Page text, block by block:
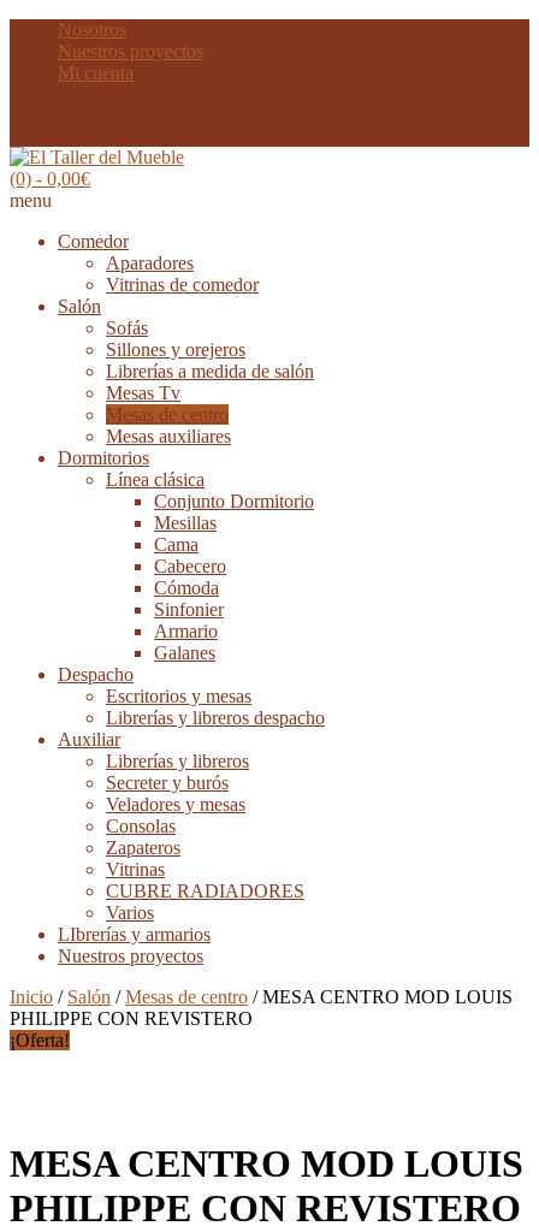
Nosotros
Nuestros proyectos
Mi cuenta
(0) - 0,00€
menu
Comedor
Aparadores
Vitrinas de comedor
Salón
Sofás
Sillones y orejeros
Librerías a medida de salón
Mesas Tv
Mesas de centro
Mesas auxiliares
Dormitorios
Línea clásica
Conjunto Dormitorio
Mesillas
Cama
Cabecero
Cómoda
Sinfonier
Armario
Galanes
Despacho
Escritorios y mesas
Librerías y libreros despacho
Auxiliar
Librerías y libreros
Secreter y burós
Veladores y mesas
Consolas
Zapateros
Vitrinas
CUBRE RADIADORES
Varios
LIbrerías y armarios
Nuestros proyectos
Inicio / Salón /Mesas de centro / MESA CENTRO MOD LOUIS
PHILIPPE CON REVISTERO
¡Oferta!
MESA CENTRO MOD LOUIS
PHILIPPE CON REVISTERO